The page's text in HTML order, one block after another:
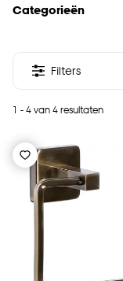
Categorieën
1 - 4 van 4 resultaten
Filters